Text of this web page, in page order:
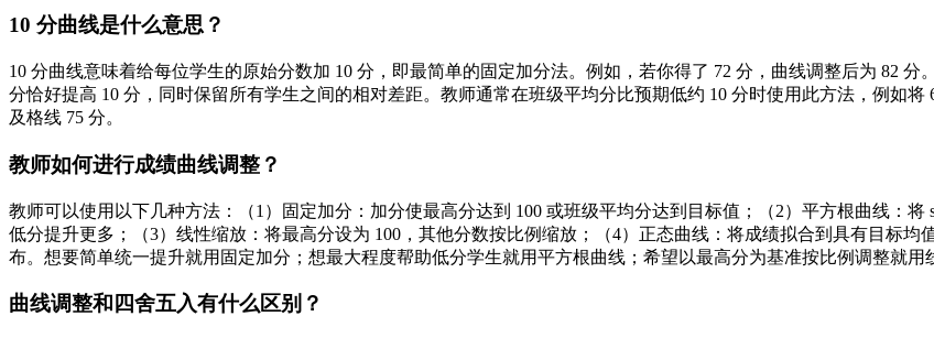
10 分曲线是什么意思？
10 分曲线意味着给每位学生的原始分数加 10 分，即最简单的固定加分法。例如，若你得了 72 分，曲线调整后为 82 分
分恰好提高 10 分，同时保留所有学生之间的相对差距。教师通常在班级平均分比预期低约 10 分时使用此方法，例如将
及格线 75 分。
教师如何进行成绩曲线调整？
教师可以使用以下几种方法：（1）固定加分：加分使最高分达到 100 或班级平均分达到目标值；（2）平方根曲线：将
低分提升更多；（3）线性缩放：将最高分设为 100，其他分数按比例缩放；（4）正态曲线：将成绩拟合到具有目标均
布。想要简单统一提升就用固定加分；想最大程度帮助低分学生就用平方根曲线；希望以最高分为基准按比例调整就用
曲线调整和四舍五入有什么区别？